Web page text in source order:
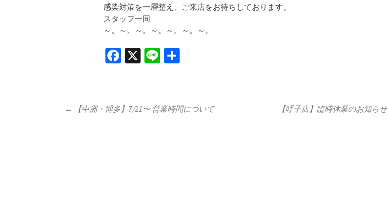
感染対策を一層整え、ご来店をお待ちしております。
スタッフ一同
～。～。～。～。～。～。～。
Fa
o
o
X
Li
Post
← 【中洲・博多】7/21〜 営業時間について 【呼子店】臨時休業のお知らせ